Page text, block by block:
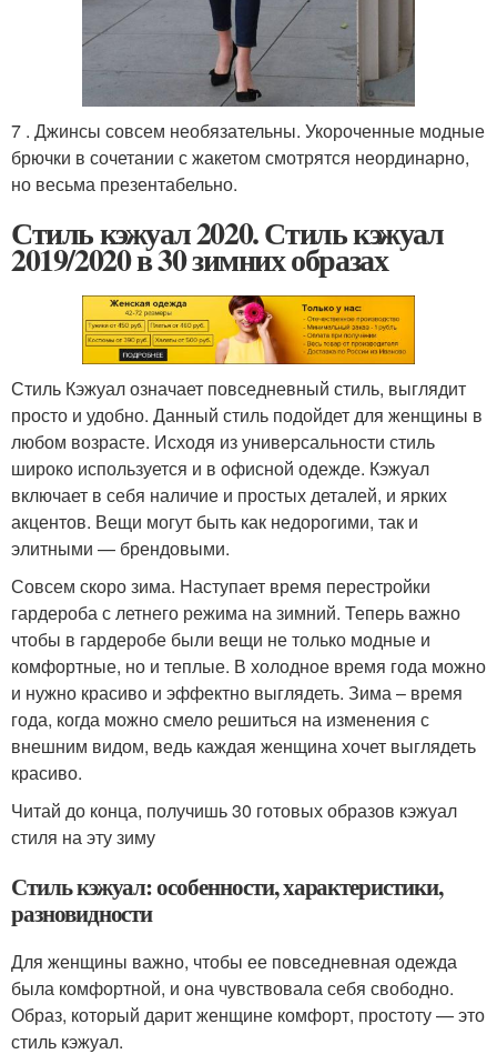
7 . Джинсы совсем необязательны. Укороченные модные
брючки в сочетании с жакетом смотрятся неординарно,
но весьма презентабельно.
Стиль кэжуал 2020. Стиль кэжуал
2019/2020 в 30 зимних образах
Стиль Кэжуал означает повседневный стиль, выглядит
просто и удобно. Данный стиль подойдет для женщины в
любом возрасте. Исходя из универсальности стиль
широко используется и в офисной одежде. Кэжуал
включает в себя наличие и простых деталей, и ярких
акцентов. Вещи могут быть как недорогими, так и
элитными — брендовыми.
Совсем скоро зима. Наступает время перестройки
гардероба с летнего режима на зимний. Теперь важно
чтобы в гардеробе были вещи не только модные и
комфортные, но и теплые. В холодное время года можно
и нужно красиво и эффектно выглядеть. Зима – время
года, когда можно смело решиться на изменения с
внешним видом, ведь каждая женщина хочет выглядеть
красиво.
Читай до конца, получишь 30 готовых образов кэжуал
стиля на эту зиму
Стиль кэжуал: особенности, характеристики,
разновидности
Для женщины важно, чтобы ее повседневная одежда
была комфортной, и она чувствовала себя свободно.
Образ, который дарит женщине комфорт, простоту — это
стиль кэжуал.